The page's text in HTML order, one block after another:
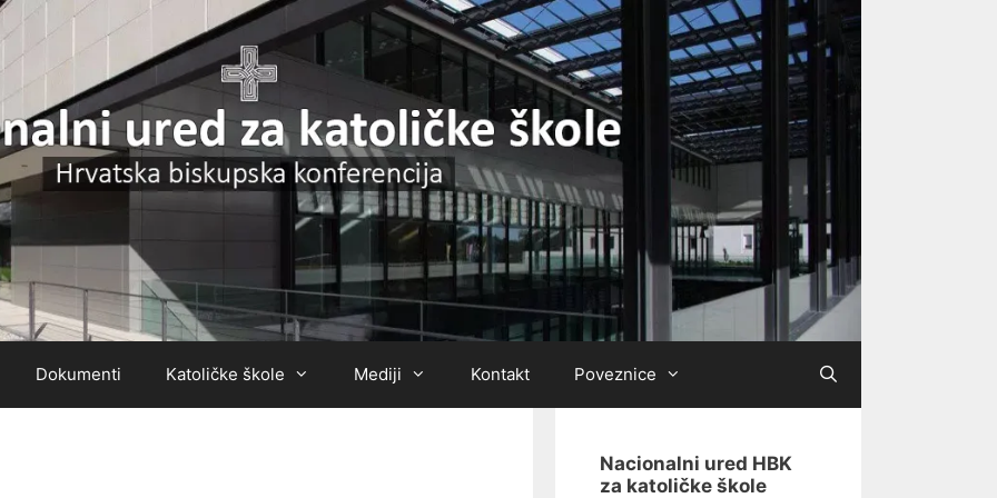
Dokumenti Katoličke škole Mediji Kontakt Poveznice
Nacionalni ured HBK
za katoličke škole